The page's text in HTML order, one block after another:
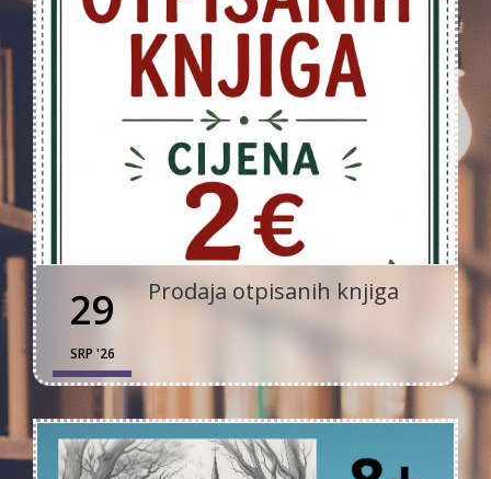
29
SRP '26
Prodaja otpisanih knjiga